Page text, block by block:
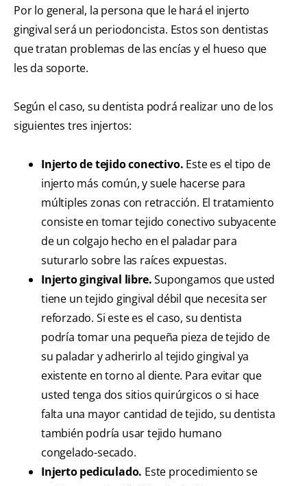
Por lo general, la persona que le hará el injerto
gingival será un periodoncista. Estos son dentistas
que tratan problemas de las encías y el hueso que
les da soporte.
Según el caso, su dentista podrá realizar uno de los
siguientes tres injertos:
Injerto de tejido conectivo. Este es el tipo de
injerto más común, y suele hacerse para
múltiples zonas con retracción. El tratamiento
consiste en tomar tejido conectivo subyacente
de un colgajo hecho en el paladar para
suturarlo sobre las raíces expuestas.
Injerto gingival libre.Supongamos que usted
tiene un tejido gingival débil que necesita ser
reforzado. Si este es el caso, su dentista
podría tomar una pequeña pieza de tejido de
su paladar y adherirlo al tejido gingival ya
existente en torno al diente. Para evitar que
usted tenga dos sitios quirúrgicos o si hace
falta una mayor cantidad de tejido, su dentista
también podría usar tejido humano
congelado-secado.
Injerto pediculado. Este procedimiento se